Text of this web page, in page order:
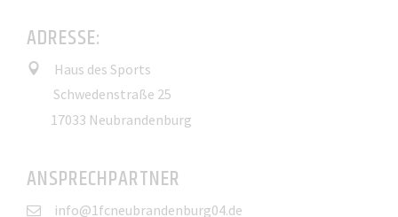
ADRESSE:
Haus des Sports
Schwedenstraße 25
17033 Neubrandenburg
ANSPRECHPARTNER
info@1fcneubrandenburg04.de